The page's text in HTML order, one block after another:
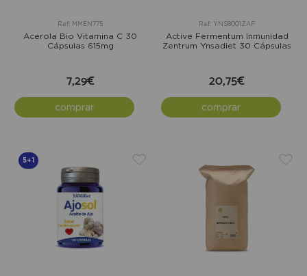
Ref: MMEN775
Acerola Bio Vitamina C 30
Cápsulas 615mg
7,29€
comprar
Ref: YNS8001ZAF
Active Fermentum Inmunidad
Zentrum Ynsadiet 30 Cápsulas
20,75€
comprar
5+1